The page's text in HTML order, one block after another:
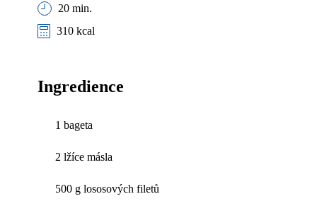
20 min.
310 kcal
Ingredience
1 bageta
2 lžíce másla
500 g lososových filetů